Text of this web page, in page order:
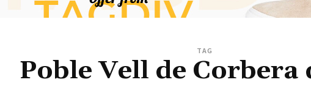
TAG
Poble Vell de Corbera